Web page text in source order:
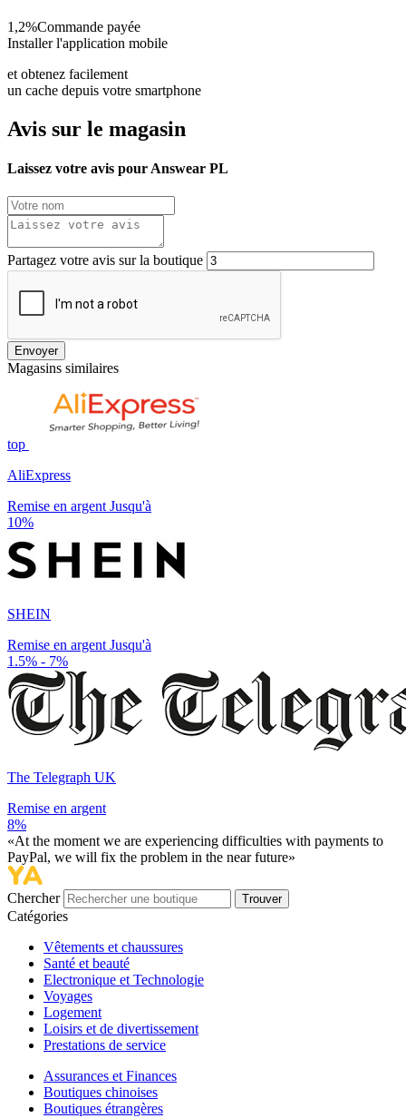
1,2%Commande payée
Installer l'application mobile
et obtenez facilement
un cache depuis votre smartphone
Avis sur le magasin
Laissez votre avis pour Answear PL
Partagez votre avis sur la boutique
Envoyer
Magasins similaires
top
AliExpress
Remise en argent Jusqu'à
10%
SHEIN
Remise en argent Jusqu'à
1.5% - 7%
The Telegraph UK
Remise en argent
8%
«At the moment we are experiencing difficulties with payments to
PayPal, we will fix the problem in the near future»
Chercher Trouver
Catégories
Vêtements et chaussures
Santé et beauté
Electronique et Technologie
Voyages
Logement
Loisirs et de divertissement
Prestations de service
Assurances et Finances
Boutiques chinoises
Boutiques étrangères